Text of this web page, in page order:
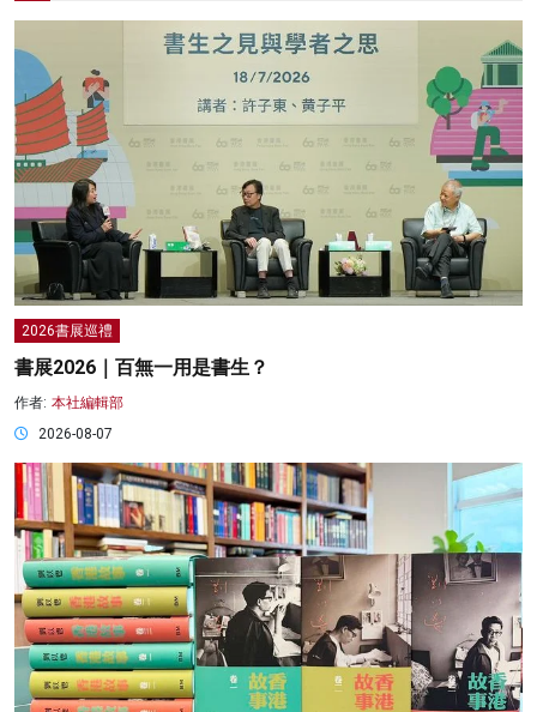
2026書展巡禮
書展2026｜百無一用是書生？
作者: 本社編輯部
2026-08-07